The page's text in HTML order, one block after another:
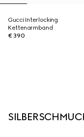
Gucci Interlocking
Kettenarmband
€ 390